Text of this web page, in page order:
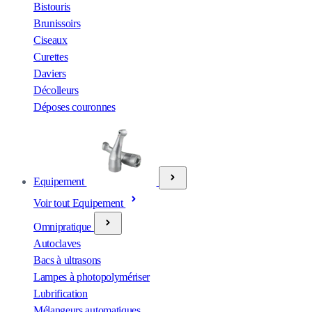
Bistouris
Brunissoirs
Ciseaux
Curettes
Daviers
Décolleurs
Déposes couronnes
Equipement
Voir tout Equipement
Omnipratique
Autoclaves
Bacs à ultrasons
Lampes à photopolymériser
Lubrification